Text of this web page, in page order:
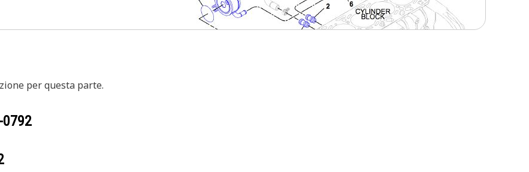
per questa parte.
0792